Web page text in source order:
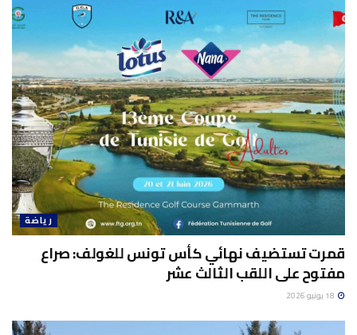
رياضة
قمرت تستضيف نهائي كأس تونس للغولف: صراع
مفتوح على اللقب الثالث عشر